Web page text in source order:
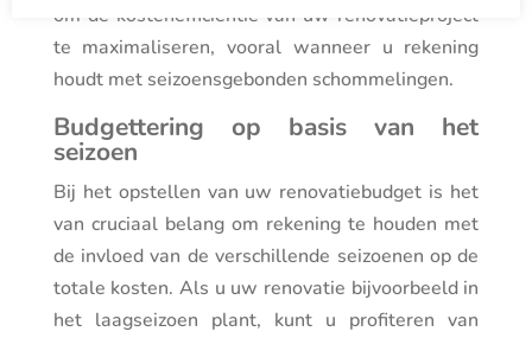
om de kostenefficiëntie van uw renovatieproject
te maximaliseren, vooral wanneer u rekening
houdt met seizoensgebonden schommelingen.
Budgettering op basis van het
seizoen
Bij het opstellen van uw renovatiebudget is het
van cruciaal belang om rekening te houden met
de invloed van de verschillende seizoenen op de
totale kosten. Als u uw renovatie bijvoorbeeld in
het laagseizoen plant, kunt u profiteren van